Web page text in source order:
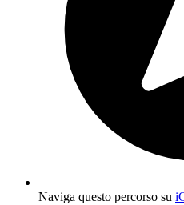
Naviga questo percorso su